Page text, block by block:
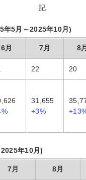
記
年5月～2025年10月)
6月 7月 8月
22 20
31,655
+3%
年10月)
7月 8月